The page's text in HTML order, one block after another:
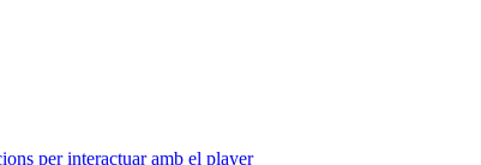
per interactuar amb el player